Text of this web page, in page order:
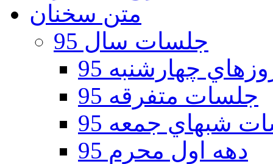
متن سخنان
جلسات سال 95
چهارشنبه 95
جلسات متفرقه 95
شبهاي جمعه 95
دهه اول محرم 95